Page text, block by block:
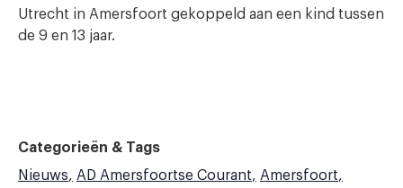
Utrecht in Amersfoort gekoppeld aan een kind tussen
de 9 en 13 jaar.
Categorieën & Tags
Nieuws
AD Amersfoortse Courant
Amersfoort